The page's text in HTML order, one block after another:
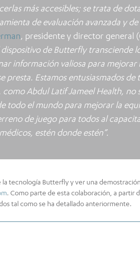
más accesibles; se trata de
de evaluación avanzada y
, presidente y director general
dispositivo de Butterfly transciende
información valiosa para mejorar
presta. Estamos entusiasmados
Abdul Latif Jameel Health, no
todo el mundo para mejorar la
de juego para todos al
estén donde estén”.
tecnología Butterfly y ver una
. Como parte de esta colaboración, a partir
tal como se ha detallado anteriormente.